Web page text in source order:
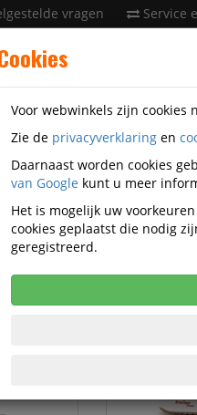
vragen Service
de
Voor webwinkels zijn
Zie de privacyverklaring en
Daarnaast worden cookies
van Google kunt u meer
Het is mogelijk uw
cookies geplaatst die nodig
geregistreerd.